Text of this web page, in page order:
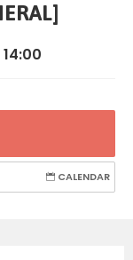
CALENDAR